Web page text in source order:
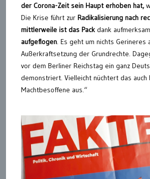
der Corona-Zeit sein Haupt erhoben hat,
Die Krise führt zur Radikalisierung nach
mittlerweile ist das Pack dank
aufgeflogen. Es geht um nichts Gerineres
Außerkraftsetzung der Grundrechte.
vor dem Berliner Reichstag ein ganz
demonstriert. Vielleicht nüchtert das auch
Machtbesoffene aus.“